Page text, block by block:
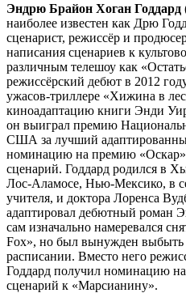
Эндрю Брайон Хоган Годдард
наиболее известен как Дрю
сценарист, режиссёр и
написания сценариев к
различным телешоу как
режиссёрский дебют в 2012
ужасов-триллере «Хижина в
киноадаптацию книги Энди
он выиграл премию
США за лучший
номинацию на премию
сценарий. Годдард родился в
Лос-Аламосе, Нью-Мексико, в
учителя, и доктора Лоренса
адаптировал дебютный роман
сам изначально намеревался
Fox», но был вынужден выбыть
расписании. Вместо него
Годдард получил номинацию
сценарий к «Марсианину».